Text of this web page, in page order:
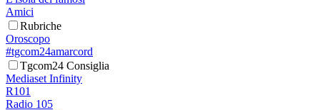
Amici
Rubriche
Oroscopo
#tgcom24amarcord
Tgcom24 Consiglia
Mediaset Infinity
R101
Radio 105